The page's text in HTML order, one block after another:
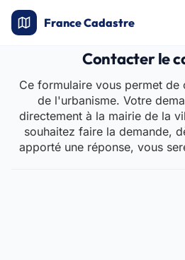
France Cadastre
Contacter le
Ce formulaire vous permet de
de l'urbanisme. Votre
directement à la mairie de la
souhaitez faire la demande,
apporté une réponse, vous